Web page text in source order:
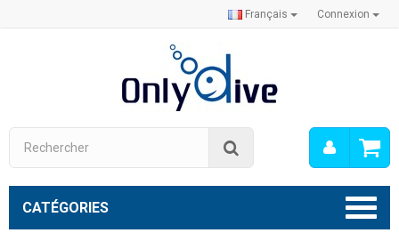
Connexion
Français
Mon
CATÉGORIES